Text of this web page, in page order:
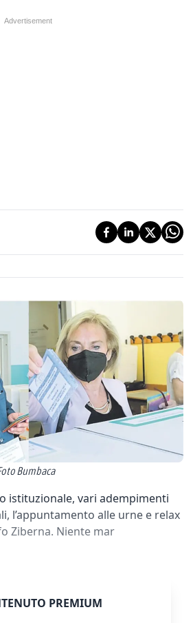
Bumbaca
istituzionale, vari adempimenti
l’appuntamento alle urne e relax
Ziberna. Niente mar
PREMIUM